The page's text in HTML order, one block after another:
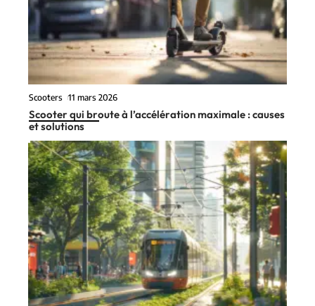
Scooters 11 mars 2026
Scooter qui broute à l’accélération maximale : causes
et solutions